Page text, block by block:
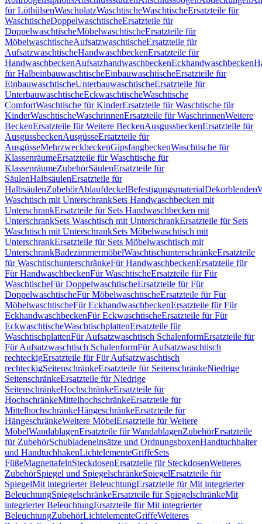
für LöthülsenWaschplatzWaschtischeWaschtischeErsatzteile für
WaschtischeDoppelwaschtischeErsatzteile für
DoppelwaschtischeMöbelwaschtischeErsatzteile für
MöbelwaschtischeAufsatzwaschtischeErsatzteile für
AufsatzwaschtischeHandwaschbeckenErsatzteile für
HandwaschbeckenAufsatzhandwaschbeckenEckhandwaschbecken
für HalbeinbauwaschtischeEinbauwaschtischeErsatzteile für
EinbauwaschtischeUnterbauwaschtischeErsatzteile für
UnterbauwaschtischeEckwaschtischeWaschtische
ComfortWaschtische für KinderErsatzteile für Waschtische für
KinderWaschtischeWaschrinnenErsatzteile für WaschrinnenWeitere
BeckenErsatzteile für Weitere BeckenAusgussbeckenErsatzteile für
AusgussbeckenAusgüsseErsatzteile für
AusgüsseMehrzweckbeckenGipsfangbeckenWaschtische für
KlassenräumeErsatzteile für Waschtische für
KlassenräumeZubehörSäulenErsatzteile für
SäulenHalbsäulenErsatzteile für
HalbsäulenZubehörAblaufdeckelBefestigungsmaterialDekorblenden
Waschtisch mit UnterschrankSets Handwaschbecken mit
UnterschrankErsatzteile für Sets Handwaschbecken mit
UnterschrankSets Waschtisch mit UnterschrankErsatzteile für Sets
Waschtisch mit UnterschrankSets Möbelwaschtisch mit
UnterschrankErsatzteile für Sets Möbelwaschtisch mit
UnterschrankBadezimmermöbelWaschtischunterschränkeErsatzteile
für WaschtischunterschränkeFür HandwaschbeckenErsatzteile für
Für HandwaschbeckenFür WaschtischeErsatzteile für Für
WaschtischeFür DoppelwaschtischeErsatzteile für Für
DoppelwaschtischeFür MöbelwaschtischeErsatzteile für Für
MöbelwaschtischeFür EckhandwaschbeckenErsatzteile für Für
EckhandwaschbeckenFür EckwaschtischeErsatzteile für Für
EckwaschtischeWaschtischplattenErsatzteile für
WaschtischplattenFür Aufsatzwaschtisch SchalenformErsatzteile für
Für Aufsatzwaschtisch SchalenformFür Aufsatzwaschtisch
rechteckigErsatzteile für Für Aufsatzwaschtisch
rechteckigSeitenschränkeErsatzteile für SeitenschränkeNiedrige
SeitenschränkeErsatzteile für Niedrige
SeitenschränkeHochschränkeErsatzteile für
HochschränkeMittelhochschränkeErsatzteile für
MittelhochschränkeHängeschränkeErsatzteile für
HängeschränkeWeitere MöbelErsatzteile für Weitere
MöbelWandablagenErsatzteile für WandablagenZubehörErsatzteile
für ZubehörSchubladeneinsätze und OrdnungsboxenHandtuchhalter
und HandtuchhakenLichtelementeGriffeSets
FüßeMagnettafelnSteckdosenErsatzteile für SteckdosenWeiteres
ZubehörSpiegel und SpiegelschränkeSpiegelErsatzteile für
SpiegelMit integrierter BeleuchtungErsatzteile für Mit integrierter
BeleuchtungSpiegelschränkeErsatzteile für SpiegelschränkeMit
integrierter BeleuchtungErsatzteile für Mit integrierter
BeleuchtungZubehörLichtelementeGriffeWeiteres